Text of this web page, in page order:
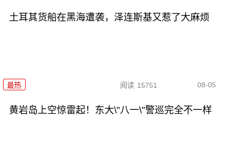
土耳其货船在黑海遭袭，泽连斯基又惹了大麻烦
最热 阅读 15751 08-05
黄岩岛上空惊雷起！东大\"八一\"警巡完全不一样